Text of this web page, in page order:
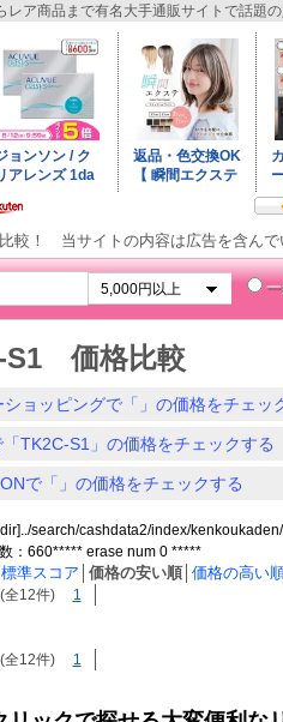
ア商品まで有名大手通販サイトで話題の
較！ 当サイトの内容は広告を含んで
S1 価格比較
ショッピングで「」の価格をチェッ
TK2C-S1」の価格をチェックする
で「」の価格をチェックする
search/cashdata2/index/
：660***** erase num 0 *****
標準スコア 価格の安い順 価格の高い
全12件)
1
全12件) 1